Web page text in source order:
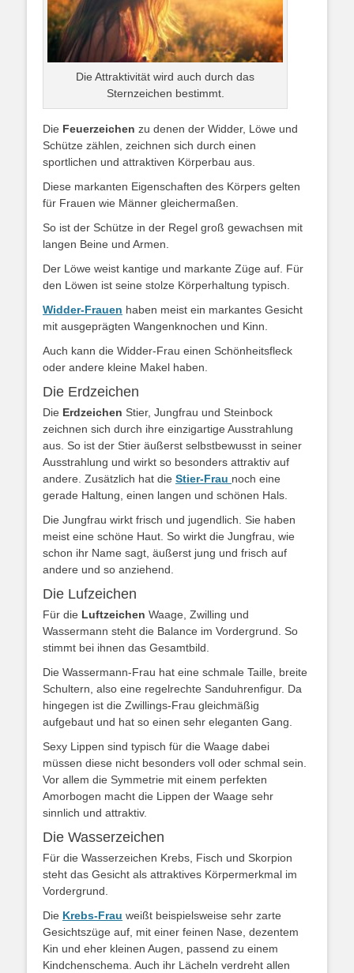
Die Attraktivität wird auch durch das
Sternzeichen bestimmt.
Die Feuerzeichen zu denen der Widder, Löwe und
Schütze zählen, zeichnen sich durch einen
sportlichen und attraktiven Körperbau aus.
Diese markanten Eigenschaften des Körpers gelten
für Frauen wie Männer gleichermaßen.
So ist der Schütze in der Regel groß gewachsen mit
langen Beine und Armen.
Der Löwe weist kantige und markante Züge auf. Für
den Löwen ist seine stolze Körperhaltung typisch.
Widder-Frauen haben meist ein markantes Gesicht
mit ausgeprägten Wangenknochen und Kinn.
Auch kann die Widder-Frau einen Schönheitsfleck
oder andere kleine Makel haben.
Die Erdzeichen
Die Erdzeichen Stier, Jungfrau und Steinbock
zeichnen sich durch ihre einzigartige Ausstrahlung
aus. So ist der Stier äußerst selbstbewusst in seiner
Ausstrahlung und wirkt so besonders attraktiv auf
andere. Zusätzlich hat die Stier-Frau noch eine
gerade Haltung, einen langen und schönen Hals.
Die Jungfrau wirkt frisch und jugendlich. Sie haben
meist eine schöne Haut. So wirkt die Jungfrau, wie
schon ihr Name sagt, äußerst jung und frisch auf
andere und so anziehend.
Die Lufzeichen
Für die Luftzeichen Waage, Zwilling und
Wassermann steht die Balance im Vordergrund. So
stimmt bei ihnen das Gesamtbild.
Die Wassermann-Frau hat eine schmale Taille, breite
Schultern, also eine regelrechte Sanduhrenfigur. Da
hingegen ist die Zwillings-Frau gleichmäßig
aufgebaut und hat so einen sehr eleganten Gang.
Sexy Lippen sind typisch für die Waage dabei
müssen diese nicht besonders voll oder schmal sein.
Vor allem die Symmetrie mit einem perfekten
Amorbogen macht die Lippen der Waage sehr
sinnlich und attraktiv.
Die Wasserzeichen
Für die Wasserzeichen Krebs, Fisch und Skorpion
steht das Gesicht als attraktives Körpermerkmal im
Vordergrund.
Die Krebs-Frau weißt beispielsweise sehr zarte
Gesichtszüge auf, mit einer feinen Nase, dezentem
Kin und eher kleinen Augen, passend zu einem
Kindchenschema. Auch ihr Lächeln verdreht allen